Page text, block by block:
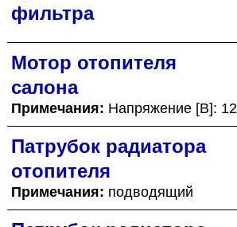
фильтра
Мотор отопителя
салона
Примечания: Напряжение [В]: 12
Патрубок радиатора
отопителя
Примечания: подводящий